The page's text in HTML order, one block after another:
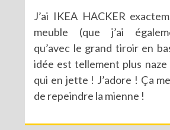
J’ai IKEA HACKER
meuble (que j’ai
qu’avec le grand tiroir en
idée est tellement plus
qui en jette ! J’adore ! Ça
de repeindre la mienne !